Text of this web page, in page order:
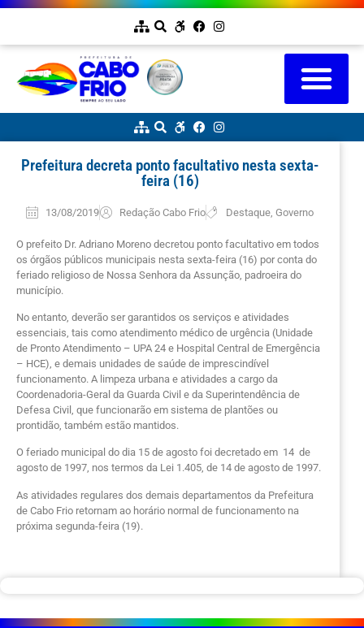
Prefeitura decreta ponto facultativo nesta sexta-
feira (16)
13/08/2019 Redação Cabo Frio Destaque, Governo
O prefeito Dr. Adriano Moreno decretou ponto facultativo em todos
os órgãos públicos municipais nesta sexta-feira (16) por conta do
feriado religioso de Nossa Senhora da Assunção, padroeira do
município.
No entanto, deverão ser garantidos os serviços e atividades
essenciais, tais como atendimento médico de urgência (Unidade
de Pronto Atendimento – UPA 24 e Hospital Central de Emergência
– HCE), e demais unidades de saúde de imprescindível
funcionamento. A limpeza urbana e atividades a cargo da
Coordenadoria-Geral da Guarda Civil e da Superintendência de
Defesa Civil, que funcionarão em sistema de plantões ou
prontidão, também estão mantidos.
O feriado municipal do dia 15 de agosto foi decretado em 14 de
agosto de 1997, nos termos da Lei 1.405, de 14 de agosto de 1997.
As atividades regulares dos demais departamentos da Prefeitura
de Cabo Frio retornam ao horário normal de funcionamento na
próxima segunda-feira (19).